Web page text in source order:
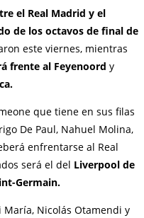
el Real Madrid y el
de los octavos de final de
este viernes, mientras
frente al Feyenoord y
que tiene en sus filas
De Paul, Nahuel Molina,
enfrentarse al Real
será el del Liverpool de
Germain.
María, Nicolás Otamendi y